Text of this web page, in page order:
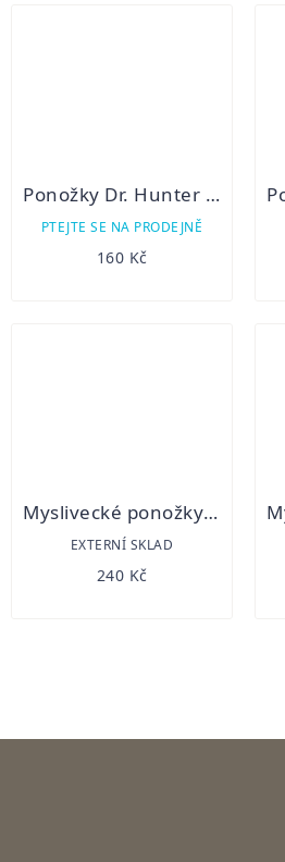
Ponožky Dr. Hunter podzimní
PTEJTE SE NA PRODEJNĚ
160 Kč
Myslivecké ponožky zátěžové Bobr
EXTERNÍ SKLAD
240 Kč